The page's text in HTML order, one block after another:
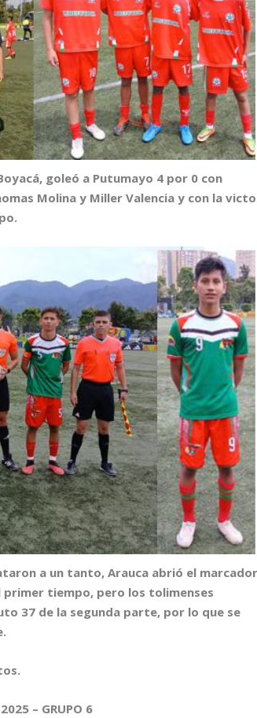
goleó a Putumayo 4 por 0 con
Molina y Miller Valencia y con la
a un tanto, Arauca abrió el marcador
tiempo, pero los tolimenses
37 de la segunda parte, por lo que se
2025 – GRUPO 6